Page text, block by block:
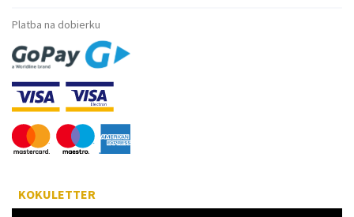
Platba na dobierku
KOKULETTER